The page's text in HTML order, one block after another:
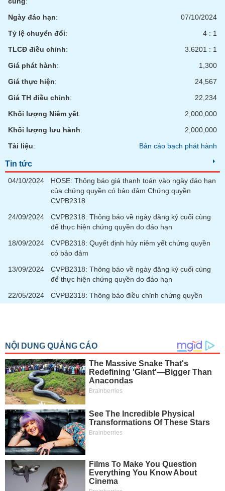
Ngày đáo hạn:
07/10/2024
Tỷ lệ chuyển đổi:
4 : 1
TLCĐ điều chỉnh:
3.6201 : 1
Giá phát hành:
1,300
Giá thực hiện:
24,567
Giá TH điều chỉnh:
22,234
Khối lượng Niêm yết:
2,000,000
Khối lượng lưu hành:
2,000,000
Tài liệu: Bản cáo bạch phát hành
Tin tức
04/10/2024
HOSE: Thông báo giá thanh toán vào ngày đáo hạn
của chứng quyền có bảo đảm Chứng quyền
CVPB2318
24/09/2024
CVPB2318: Thông báo về ngày đăng ký cuối cùng
để thực hiện chứng quyền do đáo hạn
18/09/2024
CVPB2318: Quyết định hủy niêm yết chứng quyền
có bảo đảm
13/09/2024
CVPB2318: Thông báo về ngày đăng ký cuối cùng
để thực hiện chứng quyền do đáo hạn
22/05/2024
CVPB2318: Thông báo điều chỉnh chứng quyền